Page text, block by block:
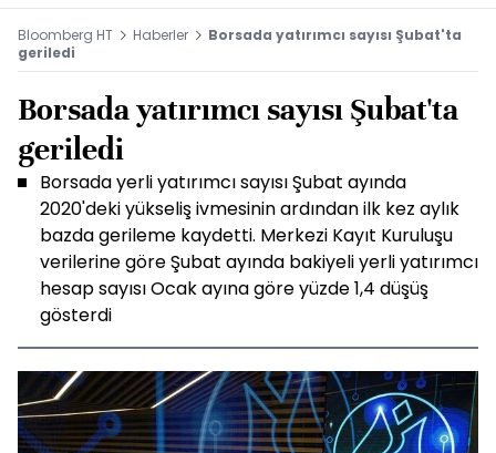
Bloomberg HT Haberler
Borsada yatırımcı sayısı Şubat'ta
geriledi
Borsada yatırımcı sayısı Şubat'ta
geriledi
Borsada yerli yatırımcı sayısı Şubat ayında
2020'deki yükseliş ivmesinin ardından ilk kez aylık
bazda gerileme kaydetti. Merkezi Kayıt Kuruluşu
verilerine göre Şubat ayında bakiyeli yerli yatırımcı
hesap sayısı Ocak ayına göre yüzde 1,4 düşüş
gösterdi